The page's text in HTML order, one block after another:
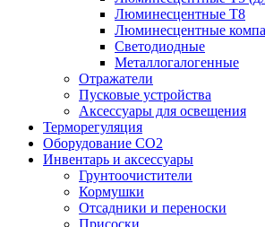
Люминесцентные T8
Люминесцентные
Светодиодные
Металлогалогенные
Отражатели
Пусковые устройства
Аксессуары для освещения
Терморегуляция
Оборудование CO2
Инвентарь и аксессуары
Грунтоочистители
Кормушки
Отсадники и переноски
Присоски